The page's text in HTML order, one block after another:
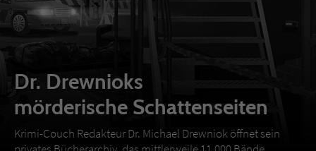
Dr. Drewnioks
mörderische Schattenseiten
Krimi-Couch Redakteur Dr. Michael Drewniok öffnet sein